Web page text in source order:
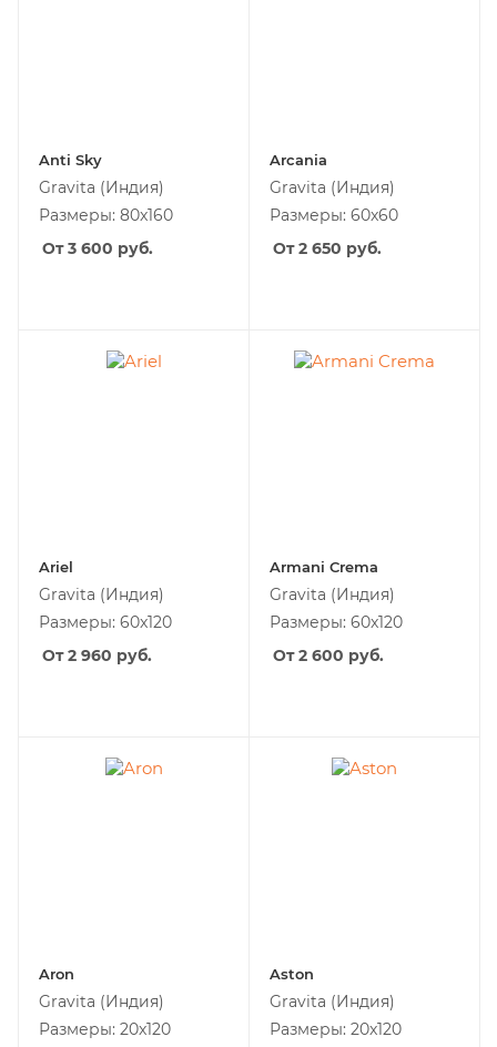
Anti Sky
Gravita (Индия)
Размеры: 80x160
От 3 600 руб.
Arcania
Gravita (Индия)
Размеры: 60x60
От 2 650 руб.
Ariel
Gravita (Индия)
Размеры: 60x120
От 2 960 руб.
Armani Crema
Gravita (Индия)
Размеры: 60x120
От 2 600 руб.
Aron
Gravita (Индия)
Размеры: 20x120
Aston
Gravita (Индия)
Размеры: 20x120